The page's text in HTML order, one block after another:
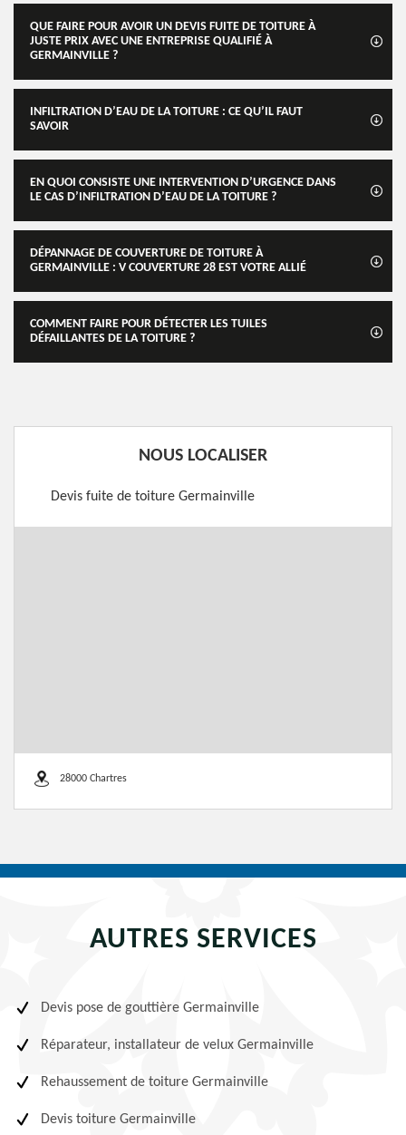
QUE FAIRE POUR AVOIR UN DEVIS FUITE DE TOITURE À
JUSTE PRIX AVEC UNE ENTREPRISE QUALIFIÉ À
GERMAINVILLE ?
INFILTRATION D’EAU DE LA TOITURE : CE QU’IL FAUT
SAVOIR
EN QUOI CONSISTE UNE INTERVENTION D’URGENCE DANS
LE CAS D’INFILTRATION D’EAU DE LA TOITURE ?
DÉPANNAGE DE COUVERTURE DE TOITURE À
GERMAINVILLE : V COUVERTURE 28 EST VOTRE ALLIÉ
COMMENT FAIRE POUR DÉTECTER LES TUILES
DÉFAILLANTES DE LA TOITURE ?
NOUS LOCALISER
Devis fuite de toiture Germainville
28000 Chartres
AUTRES SERVICES
Devis pose de gouttière Germainville
Réparateur, installateur de velux Germainville
Rehaussement de toiture Germainville
Devis toiture Germainville